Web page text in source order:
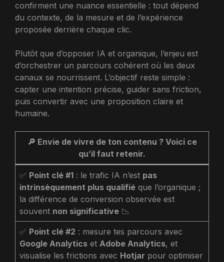
confirment une nuance essentielle : tout dépend
du contexte, de la mesure et de l’expérience
proposée derrière chaque clic.
Plutôt que d’opposer IA et organique, l’enjeu est
d’orchestrer un parcours cohérent où les deux
canaux se nourrissent. L’objectif reste simple :
capter une intention précise, guider sans friction,
puis convertir avec une proposition claire et
humaine.
🔎 Envie de vivre de ton contenu ? Voici ce
qu’il faut retenir.
✅ Point clé #1 : le trafic IA n’est pas
intrinsèquement plus qualifié que l’organique ;
la différence de conversion observée est
souvent non significative 📉
✅ Point clé #2 : mesure tes parcours avec
Google Analytics et Adobe Analytics, et
visualise les frictions avec Hotjar pour optimiser